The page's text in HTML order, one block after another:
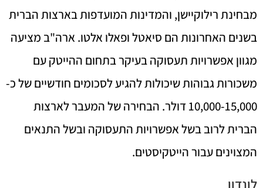
מבחינת רילוקיישן, והמדינות המועדפות בארצות הברית
בשנים האחרונות הם סיאטל ופאלו אלטו. ארה"ב מציעה
מגוון אפשרויות תעסוקה בעיקר בתחום ההייטק עם
משכורות גבוהות שיכולות להגיע לסכומים חודשיים של כ-
10,000-15,000 דולר. הבחירה של המעבר לארצות
הברית לרוב בשל אפשרויות התעסוקה ובשל התנאים
המצוינים עבור הייטקיסטים.
לונדון